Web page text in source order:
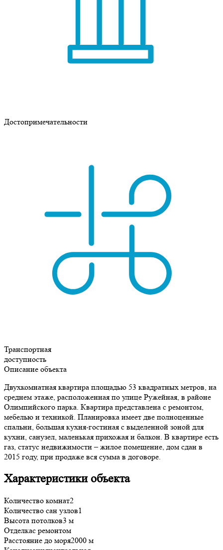
Достопримечательности
Транспортная
доступность
Описание объекта
Двухкомнатная квартира площадью 53 квадратных метров, на
среднем этаже, расположенная по улице Ружейная, в районе
Олимпийского парка. Квартира представлена с ремонтом,
мебелью и техникой. Планировка имеет две полноценные
спальни, большая кухня-гостиная с выделенной зоной для
кухни, санузел, маленькая прихожая и балкон. В квартире есть
газ, статус недвижимости – жилое помещение, дом сдан в
2015 году, при продаже вся сумма в договоре.
Характеристики объекта
Количество комнат2
Количество сан узлов1
Высота потолков3 м
Отделкас ремонтом
Расстояние до моря2000 м